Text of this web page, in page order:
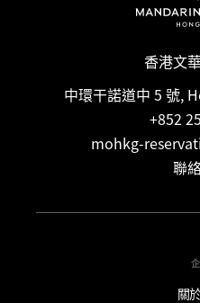
香港文
中環干諾道中 5 號,
+852
mohkg-
聯
關